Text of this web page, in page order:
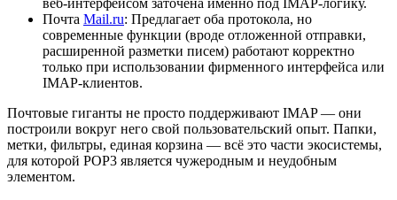
веб-интерфейсом заточена именно под IMAP-логику.
Почта Mail.ru: Предлагает оба протокола, но
современные функции (вроде отложенной отправки,
расширенной разметки писем) работают корректно
только при использовании фирменного интерфейса или
IMAP-клиентов.
Почтовые гиганты не просто поддерживают IMAP — они
построили вокруг него свой пользовательский опыт. Папки,
метки, фильтры, единая корзина — всё это части экосистемы,
для которой POP3 является чужеродным и неудобным
элементом.